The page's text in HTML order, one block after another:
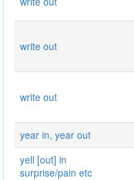
write out
write out
year in, year out
yell [out] in
surprise/pain etc